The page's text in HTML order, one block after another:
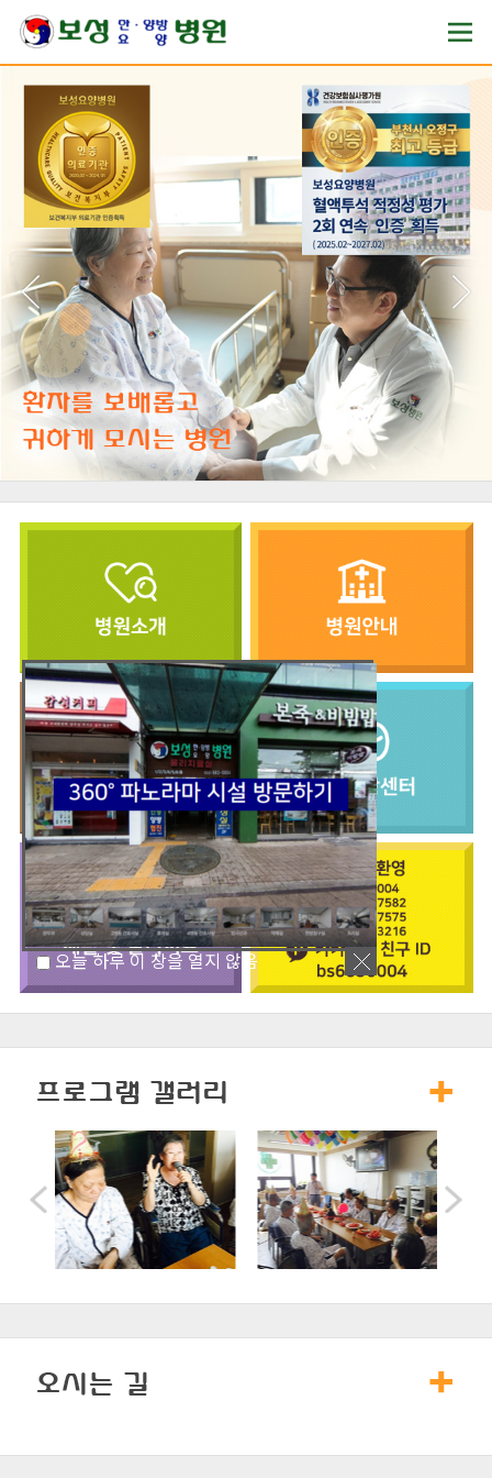
오늘 하루 이 창을 열지 않음